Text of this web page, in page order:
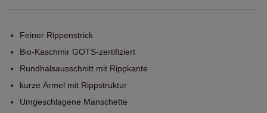
Feiner Rippenstrick
Bio-Kaschmir GOTS-zertifiziert
Rundhalsausschnitt mit Rippkante
kurze Ärmel mit Rippstruktur
Umgeschlagene Manschette